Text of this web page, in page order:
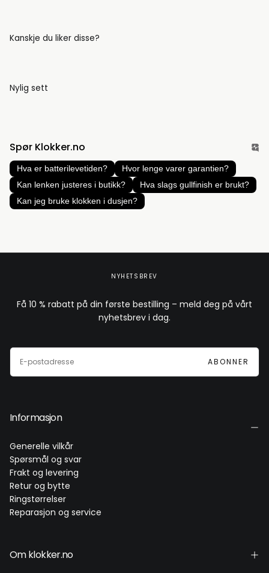
Kanskje du liker disse?
Nylig sett
Spør Klokker.no
Hva er batterilevetiden?
Hvor lenge varer garantien?
Kan lenken justeres i butikk?
Hva slags gullfinish er brukt?
Kan jeg bruke klokken i dusjen?
NYHETSBREV
Få 10 % rabatt på din første bestilling – meld deg på vårt
nyhetsbrev i dag.
E-
POST
ABONNER
Informasjon
Generelle vilkår
Spørsmål og svar
Frakt og levering
Retur og bytte
Ringstørrelser
Reparasjon og service
Om klokker.no